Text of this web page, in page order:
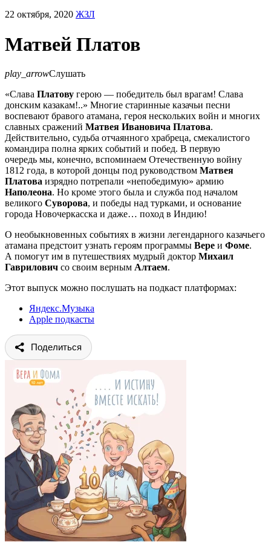
22 октября, 2020 ЖЗЛ
Матвей Платов
play_arrowСлушать
«Слава Платову герою — победитель был врагам! Слава
донским казакам!..» Многие старинные казачьи песни
воспевают бравого атамана, героя нескольких войн и многих
славных сражений Матвея Ивановича Платова.
Действительно, судьба отчаянного храбреца, смекалистого
командира полна ярких событий и побед. В первую
очередь мы, конечно, вспоминаем Отечественную войну
1812 года, в которой донцы под руководством Матвея
Платова изрядно потрепали «непобедимую» армию
Наполеона. Но кроме этого была и служба под началом
великого Суворова, и победы над турками, и основание
города Новочеркасска и даже… поход в Индию!
О необыкновенных событиях в жизни легендарного казачьего
атамана предстоит узнать героям программы Вере и Фоме.
А помогут им в путешествиях мудрый доктор Михаил
Гаврилович со своим верным Алтаем.
Этот выпуск можно послушать на подкаст платформах:
Яндекс.Музыка
Apple подкасты
Поделиться